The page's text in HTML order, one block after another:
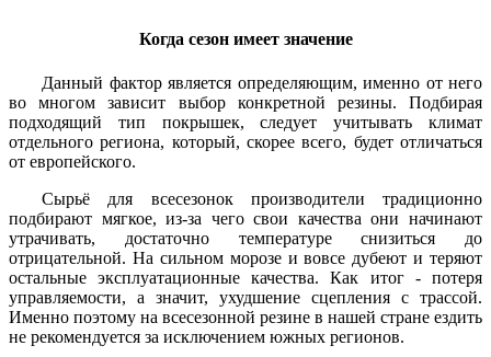
Когда сезон имеет значение
Данный фактор является определяющим, именно от него
во многом зависит выбор конкретной резины. Подбирая
подходящий тип покрышек, следует учитывать климат
отдельного региона, который, скорее всего, будет отличаться
от европейского.
Сырьё для всесезонок производители традиционно
подбирают мягкое, из-за чего свои качества они начинают
утрачивать, достаточно температуре снизиться до
отрицательной. На сильном морозе и вовсе дубеют и теряют
остальные эксплуатационные качества. Как итог - потеря
управляемости, а значит, ухудшение сцепления с трассой.
Именно поэтому на всесезонной резине в нашей стране ездить
не рекомендуется за исключением южных регионов.